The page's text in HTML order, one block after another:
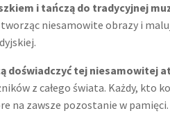
i tańczą do tradycyjnej
niesamowite obrazy i
doświadczyć tej niesamowitej
z całego świata. Każdy, kto
na zawsze pozostanie w pamięci.